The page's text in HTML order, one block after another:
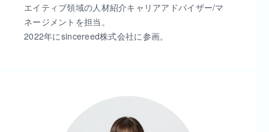
エイティブ領域の人材紹介キャリアアドバイザー/マ
ネージメントを担当。
2022年にsincereed株式会社に参画。